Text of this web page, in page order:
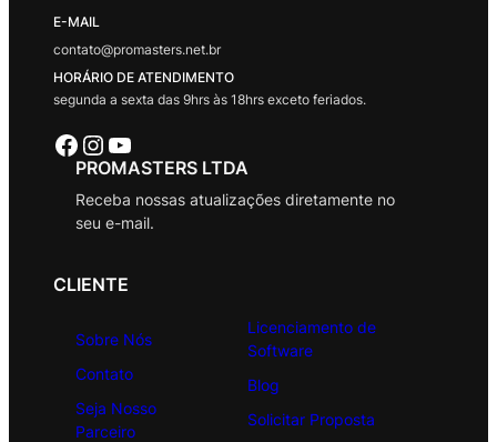
E-MAIL
contato@promasters.net.br
HORÁRIO DE ATENDIMENTO
segunda a sexta das 9hrs às 18hrs exceto feriados.
Facebook Instagram Youtube
PROMASTERS LTDA
Receba nossas atualizações diretamente no
seu e-mail.
CLIENTE
Sobre Nós
Contato
Seja Nosso
Parceiro
Licenciamento de
Software
Blog
Solicitar Proposta